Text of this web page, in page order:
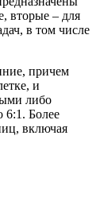
вторые – для
в том числе
причем
и
либо
6:1. Более
включая